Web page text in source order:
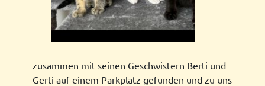
zusammen mit seinen Geschwistern Berti und
Gerti auf einem Parkplatz gefunden und zu uns